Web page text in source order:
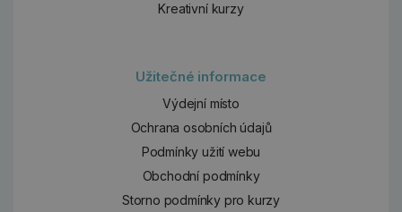
Kreativní kurzy
Užitečné informace
Výdejní místo
Ochrana osobních údajů
Podmínky užití webu
Obchodní podmínky
Storno podmínky pro kurzy